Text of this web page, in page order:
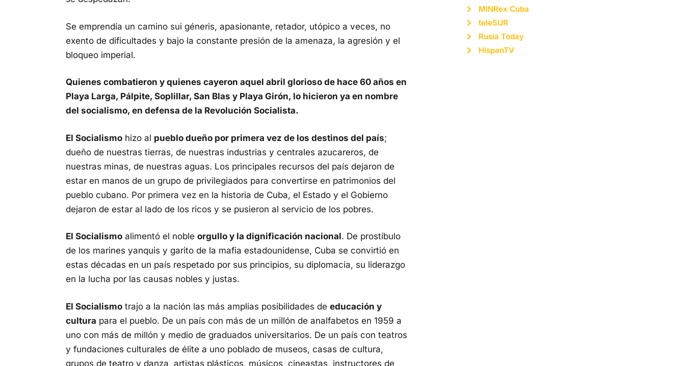
Se emprendía un camino sui géneris, apasionante, retador, utópico a veces, no
exento de dificultades y bajo la constante presión de la amenaza, la agresión y el
bloqueo imperial.
Quienes combatieron y quienes cayeron aquel abril glorioso de hace 60 años en
Playa Larga, Pálpite, Soplillar, San Blas y Playa Girón, lo hicieron ya en nombre
del socialismo, en defensa de la Revolución Socialista.
El Socialismo hizo al pueblo dueño por primera vez de los destinos del país;
dueño de nuestras tierras, de nuestras industrias y centrales azucareros, de
nuestras minas, de nuestras aguas. Los principales recursos del país dejaron de
estar en manos de un grupo de privilegiados para convertirse en patrimonios del
pueblo cubano. Por primera vez en la historia de Cuba, el Estado y el Gobierno
dejaron de estar al lado de los ricos y se pusieron al servicio de los pobres.
El Socialismo alimentó el noble orgullo y la dignificación nacional. De prostíbulo
de los marines yanquis y garito de la mafia estadounidense, Cuba se convirtió en
estas décadas en un país respetado por sus principios, su diplomacia, su liderazgo
en la lucha por las causas nobles y justas.
El Socialismo trajo a la nación las más amplias posibilidades de educación y
cultura para el pueblo. De un país con más de un millón de analfabetos en 1959 a
uno con más de millón y medio de graduados universitarios. De un país con teatros
y fundaciones culturales de élite a uno poblado de museos, casas de cultura,
grupos de teatro y danza, artistas plásticos, músicos, cineastas, instructores de
MINRex Cuba
teleSUR
Rusia Today
HispanTV